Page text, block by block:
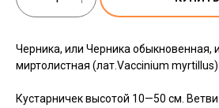
Черника, или Черника обыкновенная,
миртолистная (лат.Vaccinium myrtillus).
Кустарничек высотой 10—50 см. Ветви